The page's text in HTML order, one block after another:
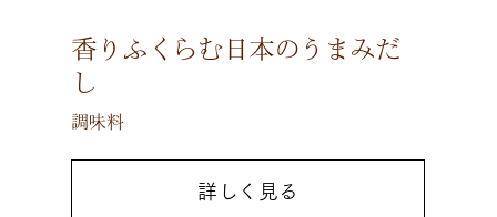
香りふくらむ日本のうまみだ
し
調味料
詳しく見る